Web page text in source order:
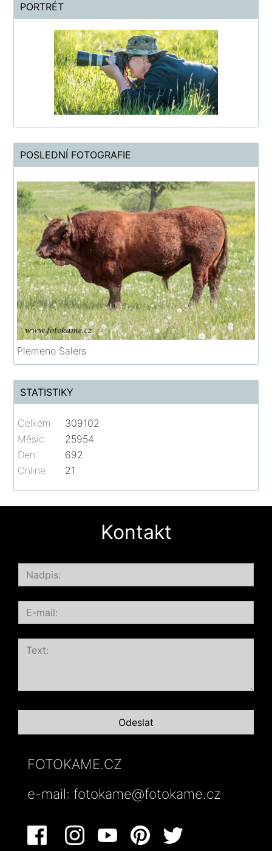
PORTRÉT
POSLEDNÍ FOTOGRAFIE
Plemeno Salers
STATISTIKY
Online: 21
Celkem:
309102
Měsíc:
25954
Den:
692
Kontakt
FOTOKAME.CZ
e-mail: fotokame@fotokame.cz